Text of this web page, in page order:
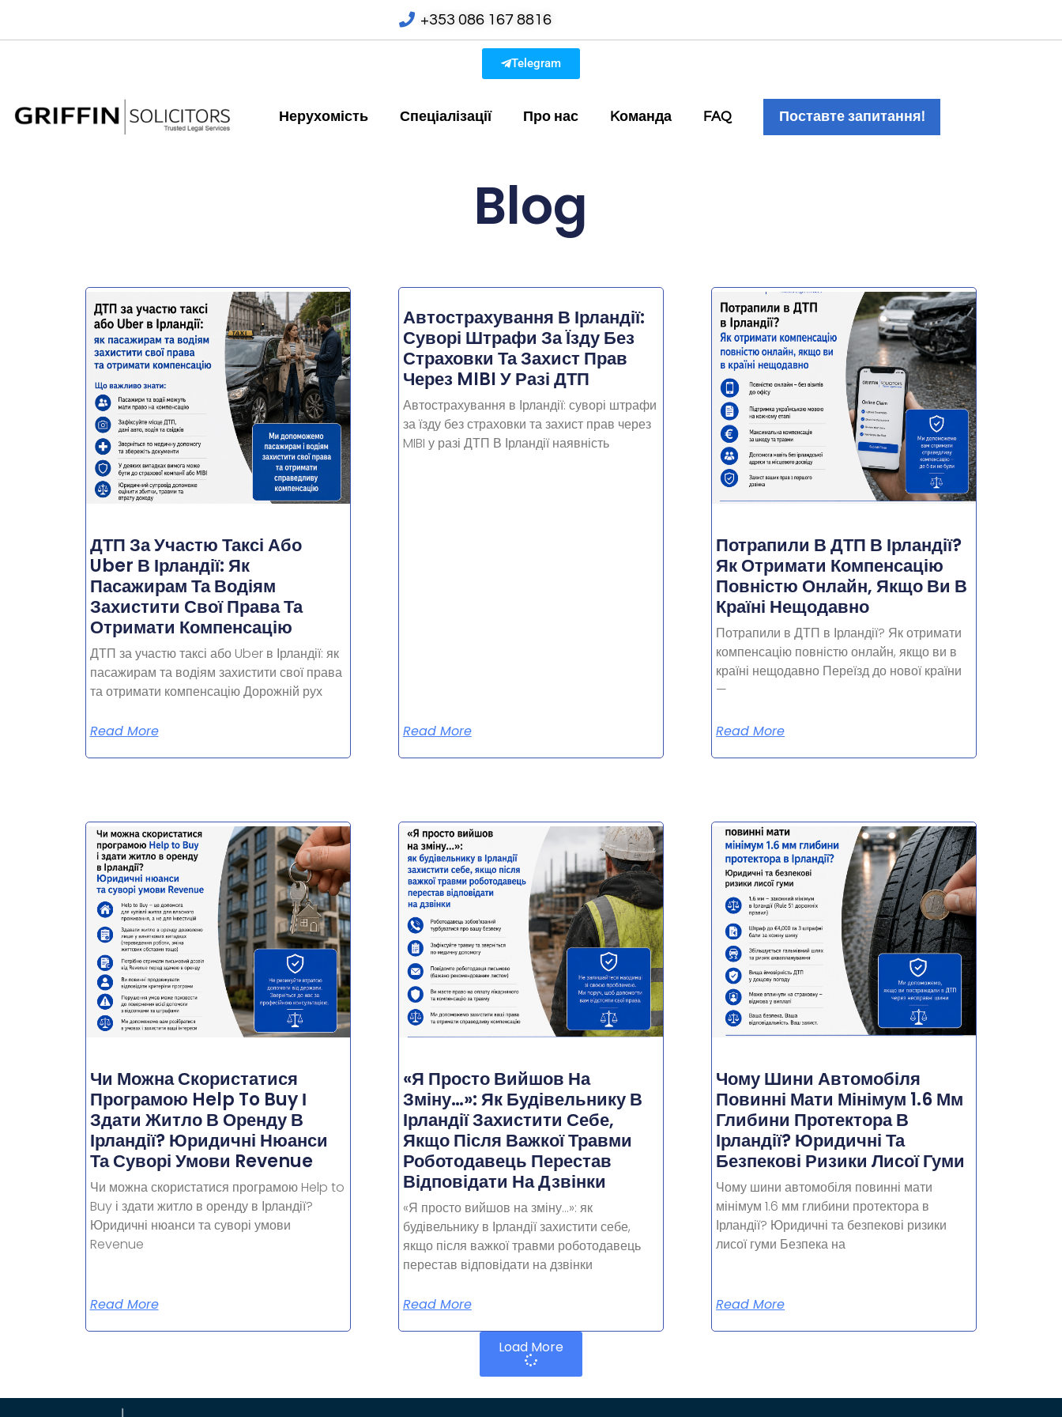
+353 086 167 8816
Telegram
Нерухомість Спеціалізації Про нас Kоманда FAQ Поставте запитання!
Blog
ДТП За Участю Таксі Або
Uber В Ірландії: Як
Пасажирам Та Водіям
Захистити Свої Права Та
Отримати Компенсацію
ДТП за участю таксі або Uber в Ірландії: як
пасажирам та водіям захистити свої права
та отримати компенсацію Дорожній рух
Read More
Автострахування В Ірландії:
Суворі Штрафи За Їзду Без
Страховки Та Захист Прав
Через MIBI У Разі ДТП
Автострахування в Ірландії: суворі штрафи
за їзду без страховки та захист прав через
MIBI у разі ДТП В Ірландії наявність
Read More
Потрапили В ДТП В Ірландії?
Як Отримати Компенсацію
Повністю Онлайн, Якщо Ви В
Країні Нещодавно
Потрапили в ДТП в Ірландії? Як отримати
компенсацію повністю онлайн, якщо ви в
країні нещодавно Переїзд до нової країни
—
Read More
Чи Можна Скористатися
Програмою Help To Buy І
Здати Житло В Оренду В
Ірландії? Юридичні Нюанси
Та Суворі Умови Revenue
Чи можна скористатися програмою Help to
Buy і здати житло в оренду в Ірландії?
Юридичні нюанси та суворі умови
Revenue
Read More
«Я Просто Вийшов На
Зміну…»: Як Будівельнику В
Ірландії Захистити Себе,
Якщо Після Важкої Травми
Роботодавець Перестав
Відповідати На Дзвінки
«Я просто вийшов на зміну…»: як
будівельнику в Ірландії захистити себе,
якщо після важкої травми роботодавець
перестав відповідати на дзвінки
Read More
Чому Шини Автомобіля
Повинні Мати Мінімум 1.6 Мм
Глибини Протектора В
Ірландії? Юридичні Та
Безпекові Ризики Лисої Гуми
Чому шини автомобіля повинні мати
мінімум 1.6 мм глибини протектора в
Ірландії? Юридичні та безпекові ризики
лисої гуми Безпека на
Read More
Load More